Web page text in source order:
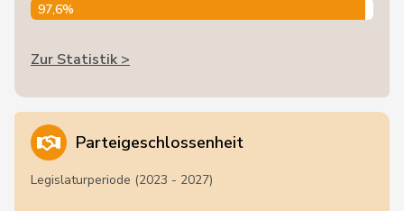
97,6%
Zur Statistik >
Parteigeschlossenheit
Legislaturperiode (2023 - 2027)